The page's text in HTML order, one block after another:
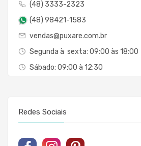
(48) 3333-2323
(48) 98421-1583
vendas@puxare.com.br
Segunda à sexta: 09:00 às 18:00
Sábado: 09:00 à 12:30
Redes Sociais